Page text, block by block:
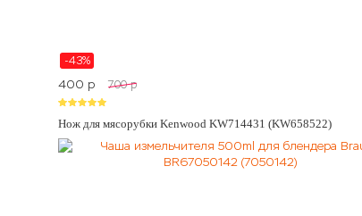
-43%
400 p 700 p
Нож для мясорубки Kenwood KW714431 (KW658522)